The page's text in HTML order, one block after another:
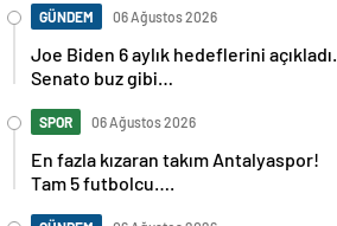
GÜNDEM 06 Ağustos 2026
Joe Biden 6 aylık hedeflerini açıkladı.
Senato buz gibi…
SPOR 06 Ağustos 2026
En fazla kızaran takım Antalyaspor!
Tam 5 futbolcu….